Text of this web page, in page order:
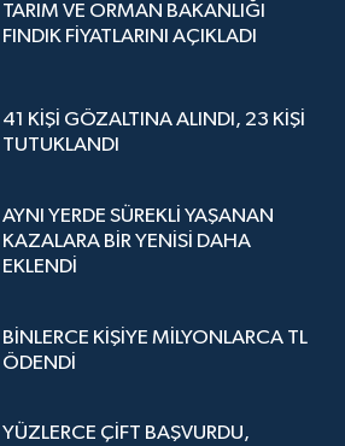
TARIM VE ORMAN BAKANLIĞI
FINDIK FİYATLARINI AÇIKLADI
41 KİŞİ GÖZALTINA ALINDI, 23 KİŞİ
TUTUKLANDI
AYNI YERDE SÜREKLİ YAŞANAN
KAZALARA BİR YENİSİ DAHA
EKLENDİ
BİNLERCE KİŞİYE MİLYONLARCA TL
ÖDENDİ
YÜZLERCE ÇİFT BAŞVURDU,